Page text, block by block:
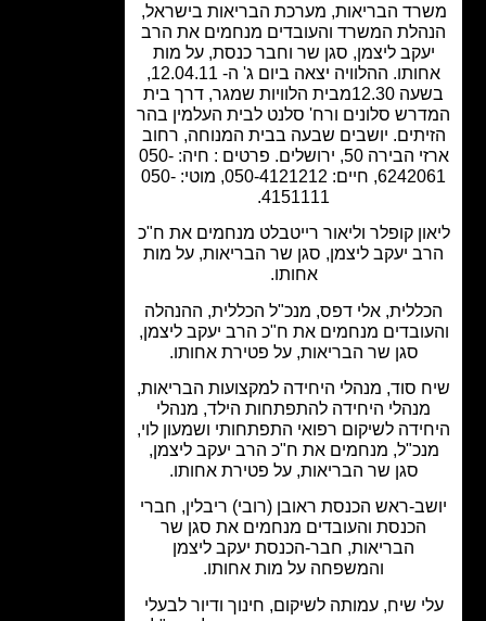
הבריאות, מערכת הבריאות בישראל,
המשרד והעובדים מנחמים את הרב
ליצמן, סגן שר וחבר כנסת, על מות
אחותו. ההלוויה יצאה ביום ג' ה- 12.04.11,
בשעה 12.30מבית הלוויות שמגר, דרך בית
סלונים ורח' סלנט לבית העלמין בהר
יושבים שבעה בבית המנוחה, רחוב
ארזי הבירה 50, ירושלים. פרטים : חיה: 050-
6242061, חיים: 050-4121212, מוטי: 050-
4151111.
קופלר וליאור רייטבלט מנחמים את ח"כ
יעקב ליצמן, סגן שר הבריאות, על מות
אלי דפס, מנכ"ל הכללית, ההנהלה
מנחמים את ח"כ הרב יעקב ליצמן,
סגן שר הבריאות, על פטירת אחותו.
סוד, מנהלי היחידה למקצועות הבריאות,
היחידה להתפתחות הילד, מנהלי
לשיקום רפואי התפתחותי ושמעון לוי,
מנחמים את ח"כ הרב יעקב ליצמן,
סגן שר הבריאות, על פטירת אחותו.
ראש הכנסת ראובן (רובי) ריבלין, חברי
הכנסת והעובדים מנחמים את סגן שר
הבריאות, חבר-הכנסת יעקב ליצמן
והמשפחה על מות אחותו.
שיח, עמותה לשיקום, חינוך ודיור לבעלי